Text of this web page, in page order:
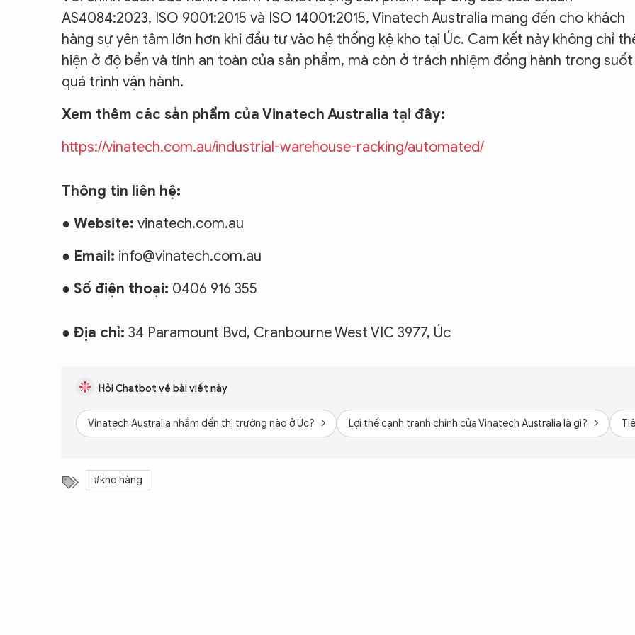
AS4084:2023, ISO 9001:2015 và ISO 14001:2015, Vinatech Australia mang đến cho khách
hàng sự yên tâm lớn hơn khi đầu tư vào hệ thống kệ kho tại Úc. Cam kết này không chỉ
hiện ở độ bền và tính an toàn của sản phẩm, mà còn ở trách nhiệm đồng hành trong suốt
quá trình vận hành.
Xem thêm các sản phẩm của Vinatech Australia tại đây:
https://vinatech.com.au/industrial-warehouse-racking/automated/
Thông tin liên hệ:
● Website: vinatech.com.au
● Email: info@vinatech.com.au
● Số điện thoại: 0406 916 355
● Địa chỉ: 34 Paramount Bvd, Cranbourne West VIC 3977, Úc
Hỏi Chatbot về bài viết này
Vinatech Australia nhắm đến thị trường nào ở Úc? Lợi thế cạnh tranh chính của Vinatech Australia là gì?
#kho hàng